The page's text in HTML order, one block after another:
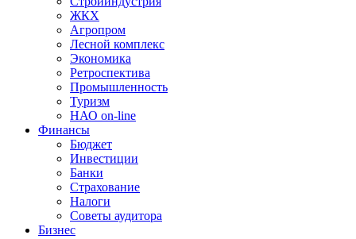
ЖКХ
Агропром
Лесной комплекс
Экономика
Ретроспектива
Промышленность
Туризм
НАО on-line
Финансы
Бюджет
Инвестиции
Банки
Страхование
Налоги
Советы аудитора
Бизнес